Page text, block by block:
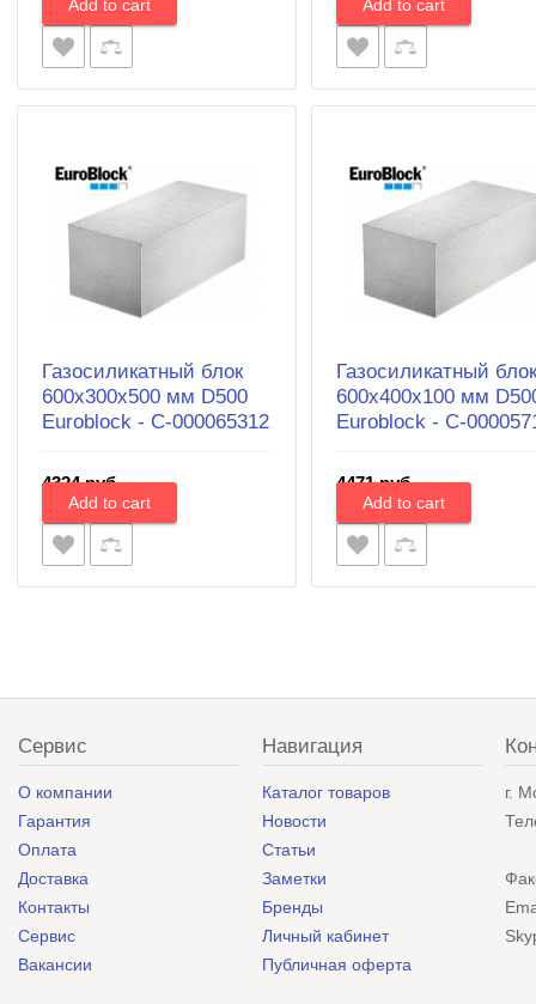
Газосиликатный блок
600х300х500 мм D500
Euroblock - С-000065312
4324 руб.
Газосиликатный
600х400х100 мм
Euroblock - С-
4471 руб.
Сервис
О компании
Гарантия
Оплата
Доставка
Контакты
Сервис
Вакансии
Навигация
Каталог товаров
Новости
Статьи
Заметки
Бренды
Личный кабинет
Публичная оферта
г.